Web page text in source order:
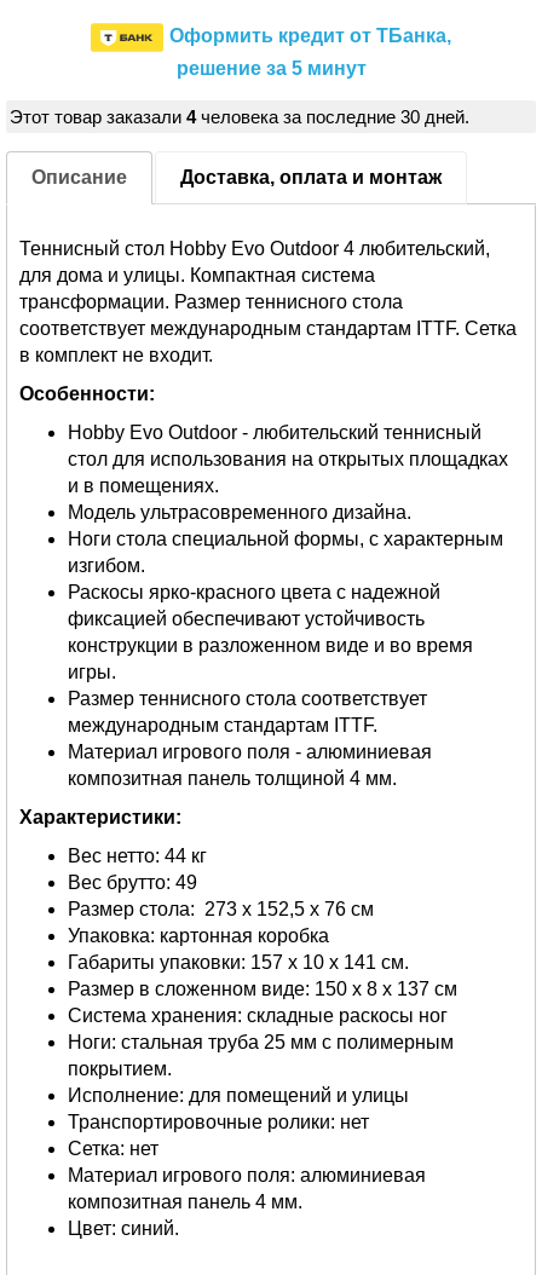
Оформить кредит от ТБанка,
решение за 5 минут
Этот товар заказали 4человека за последние 30 дней.
Описание Доставка, оплата и монтаж
Теннисный стол Hobby Evo Outdoor 4 любительский,
для дома и улицы. Компактная система
трансформации. Размер теннисного стола
соответствует международным стандартам ITTF. Сетка
в комплект не входит.
Особенности:
Hobby Evo Outdoor - любительский теннисный
стол для использования на открытых площадках
и в помещениях.
Модель ультрасовременного дизайна.
Ноги стола специальной формы, с характерным
изгибом.
Раскосы ярко-красного цвета с надежной
фиксацией обеспечивают устойчивость
конструкции в разложенном виде и во время
игры.
Размер теннисного стола соответствует
международным стандартам ITTF.
Материал игрового поля - алюминиевая
композитная панель толщиной 4 мм.
Характеристики:
Вес нетто: 44 кг
Вес брутто: 49
Размер стола: 273 х 152,5 х 76 см
Упаковка: картонная коробка
Габариты упаковки: 157 х 10 х 141 см.
Размер в сложенном виде: 150 х 8 х 137 см
Система хранения: складные раскосы ног
Ноги: стальная труба 25 мм с полимерным
покрытием.
Исполнение: для помещений и улицы
Транспортировочные ролики: нет
Сетка: нет
Материал игрового поля: алюминиевая
композитная панель 4 мм.
Цвет: синий.